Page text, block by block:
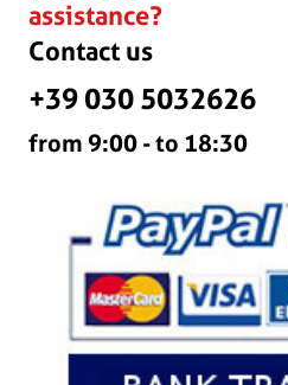
assistance?
Contact us
+39 030 5032626
from 9:00 - to 18:30